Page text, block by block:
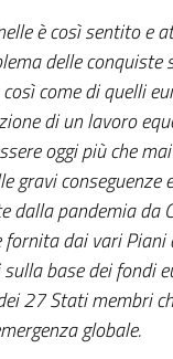
è così sentito e
delle conquiste
come di quelli
di un lavoro
oggi più che
gravi conseguenze
dalla pandemia da
fornita dai vari Piani
base dei fondi
27 Stati membri
globale.